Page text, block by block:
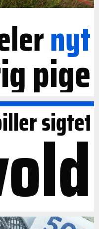
nyt
pige
sigtet